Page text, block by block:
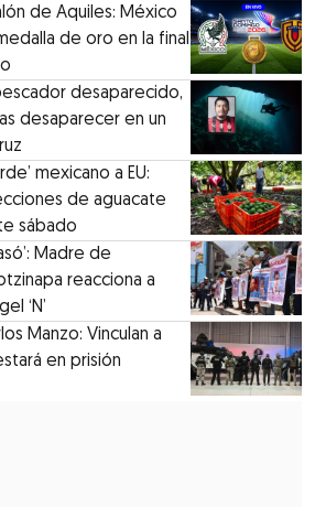
de Aquiles: México
de oro en la final
desaparecido,
desaparecer en un
mexicano a EU:
de aguacate
sábado
Madre de
reacciona a
‘N’
Manzo: Vinculan a
en prisión